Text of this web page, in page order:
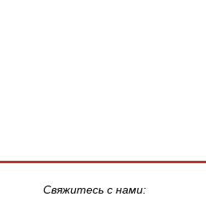
Свяжитесь с нами: